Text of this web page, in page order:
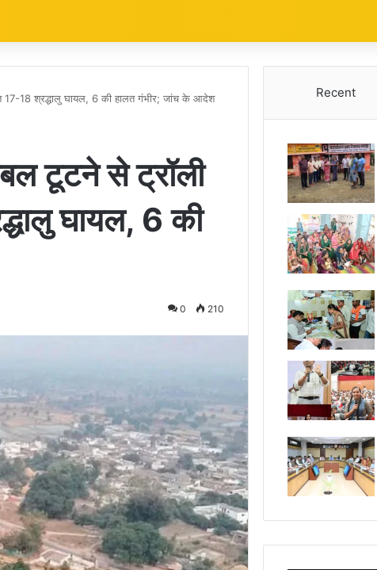
17-18 श्रद्धालु घायल, 6 की हालत गंभीर; जांच के आदेश
टूटने से ट्रॉली
घायल, 6 की
0 210
Recent